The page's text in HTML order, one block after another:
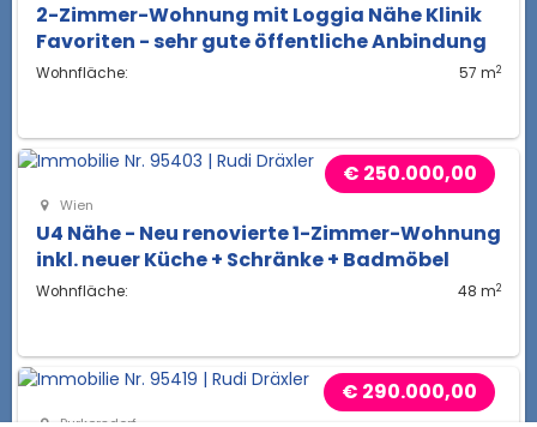
2-Zimmer-Wohnung mit Loggia Nähe Klinik
Favoriten - sehr gute öffentliche Anbindung
Wohnfläche: 57 m2
€ 250.000,00
Wien
U4 Nähe - Neu renovierte 1-Zimmer-Wohnung
inkl. neuer Küche + Schränke + Badmöbel
Wohnfläche: 48 m2
€ 290.000,00